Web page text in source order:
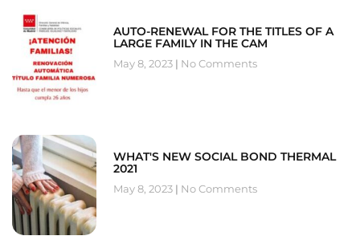
AUTO-RENEWAL FOR THE TITLES OF A
LARGE FAMILY IN THE CAM
May 8, 2023 No Comments
WHAT'S NEW SOCIAL BOND THERMAL
2021
May 8, 2023 No Comments